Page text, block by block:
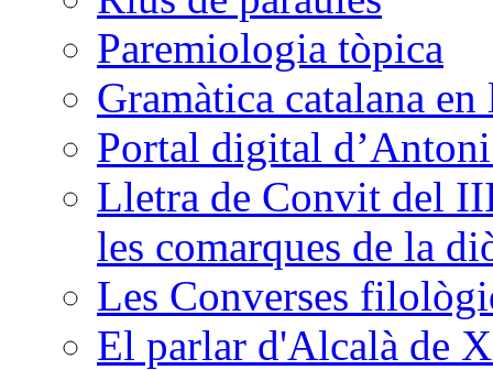
Paremiologia tòpica
Gramàtica catalana
Portal digital
Lletra de Convit del
les comarques de la
Les Converses
El parlar d'Alcalà de